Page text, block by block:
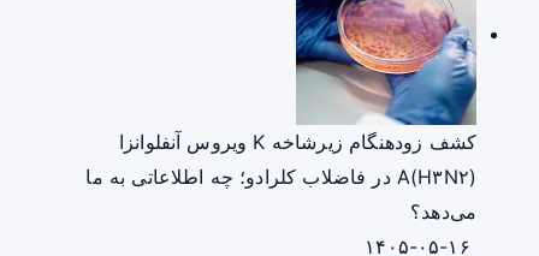
کشف زودهنگام زیرشاخه K ویروس آنفلوانزا
A(H۳N۲) در فاضلاب کلرادو؛ چه اطلاعاتی به ما
می‌دهد؟